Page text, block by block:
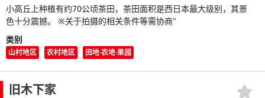
小高丘上种植有约70公顷茶田，茶田面积是西日本最大级别，其景
色十分震撼。 ※关于拍摄的相关条件等需协商"
类别
山村地区 农村地区 田地·农地·果园
旧木下家